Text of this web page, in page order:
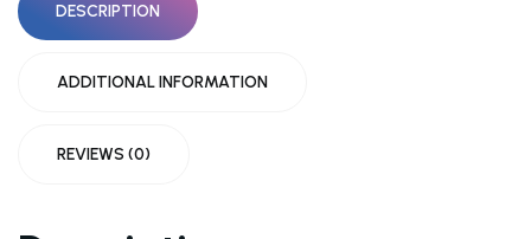
DESCRIPTION
ADDITIONAL INFORMATION
REVIEWS (0)